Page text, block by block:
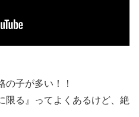
の子が多い！！
限る』ってよくあるけど、絶